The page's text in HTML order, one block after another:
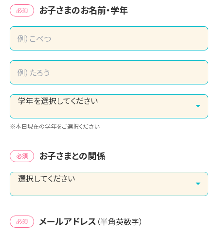
必須 お子さまのお名前・学年
※本日現在の学年をご選択ください
必須 お子さまとの関係
必須 メールアドレス （半角英数字）